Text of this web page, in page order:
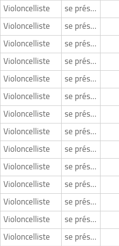
Violoncelliste se présente
Violoncelliste se présente
Violoncelliste se présente
Violoncelliste se présente
Violoncelliste se présente
Violoncelliste se présente
Violoncelliste se présente
Violoncelliste se présente
Violoncelliste se présente
Violoncelliste se présente
Violoncelliste se présente
Violoncelliste se présente
Violoncelliste se présente
Violoncelliste se présente